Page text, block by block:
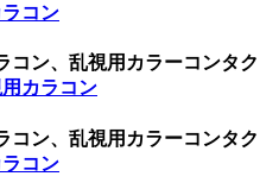
コン
コン、乱視用カラーコンタ
カラコン
コン、乱視用カラーコンタ
コン